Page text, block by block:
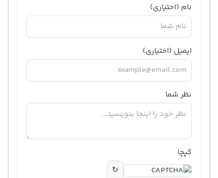
نام (اختیاری)
ایمیل (اختیاری)
نظر شما
کپچا
↻